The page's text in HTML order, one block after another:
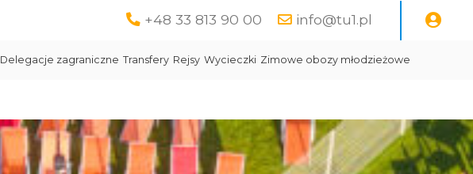
+48 33 813 90 00 info@tu1.pl
Delegacje zagraniczne Transfery Rejsy Wycieczki Zimowe obozy młodzieżowe